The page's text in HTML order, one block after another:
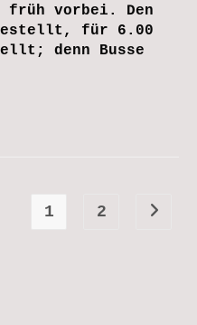
früh vorbei. Den
für 6.00
denn Busse
1 2 Zur